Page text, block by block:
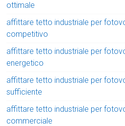
ottimale
affittare tetto industriale per
competitivo
affittare tetto industriale per
energetico
affittare tetto industriale per
sufficiente
affittare tetto industriale per
commerciale